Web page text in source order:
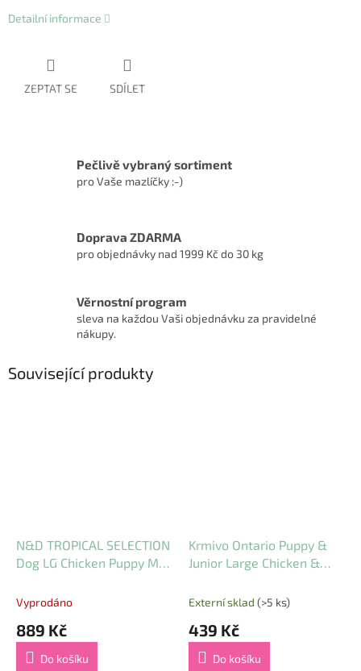
Detailní informace
ZEPTAT SE SDÍLET
Pečlivě vybraný sortiment
pro Vaše mazlíčky :-)
Doprava ZDARMA
pro objednávky nad 1999 Kč do 30 kg
Věrnostní program
sleva na každou Vaši objednávku za pravidelné
nákupy.
Související produkty
N&D TROPICAL SELECTION
Dog LG Chicken Puppy Mini
Vyprodáno
889 Kč
Do košíku
Krmivo Ontario Puppy &
Junior Large Chicken &
Externí sklad (>5 ks)
439 Kč
Do košíku